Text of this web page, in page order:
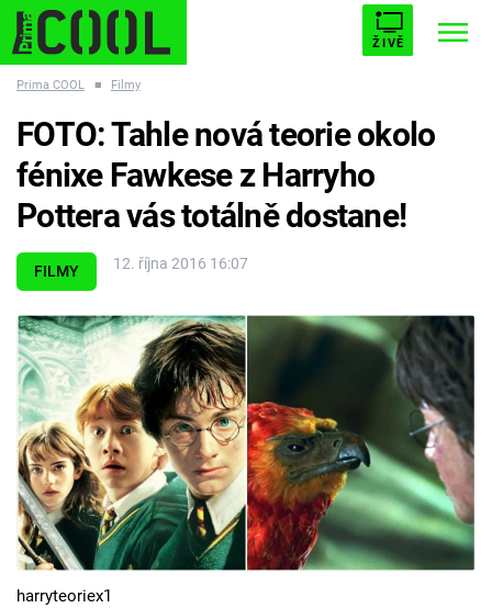
ŽIVĚ
ESCAPE PLNEJ KOTEL AVENGERS 5
Témata
Filmy
Seriály
Hry
Cool Esport
Pořady
Prima COOL ■ Filmy
FILMY 12. října 2016 16:07
FOTO: Tahle nová teorie okolo
fénixe Fawkese z Harryho
Pottera vás totálně dostane!
harryteoriex1